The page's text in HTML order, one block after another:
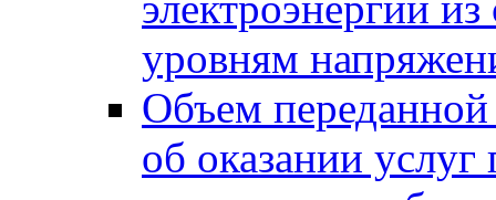
уровням
Объем переданной
об оказании услуг